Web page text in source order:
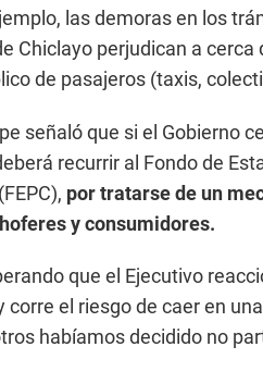
las demoras en los
Chiclayo perjudican a
de pasajeros (taxis,
señaló que si el Gobierno
recurrir al Fondo de
por tratarse de un
y consumidores.
que el Ejecutivo
corre el riesgo de caer en
habíamos decidido no